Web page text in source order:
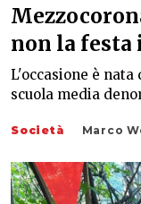
non la festa
L'occasione è
scuola media
Società Marco